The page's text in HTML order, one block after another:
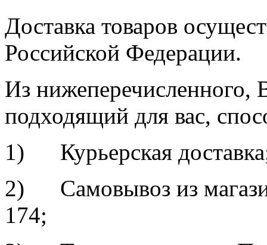
Доставка товаров
Российской Федерации.
Из
подходящий для вас,
1) Курьерская
2) Самовывоз из
174;